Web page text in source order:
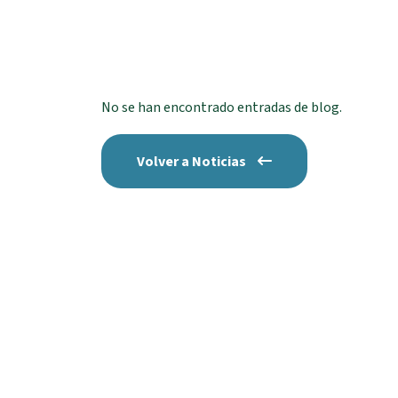
No se han encontrado entradas de blog.
Volver a Noticias